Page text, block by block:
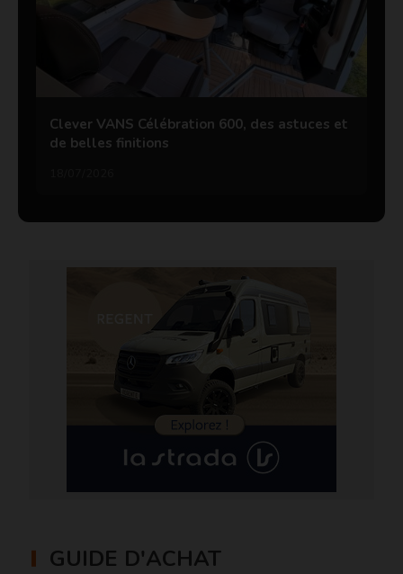
Clever VANS Célébration 600, des astuces et
de belles finitions
GUIDE D'ACHAT